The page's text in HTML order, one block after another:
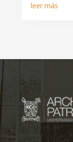
leer más